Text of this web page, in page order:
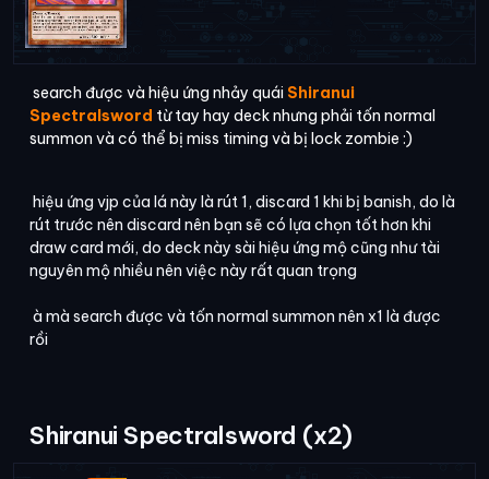
search được và hiệu ứng nhảy quái Shiranui
Spectralsword từ tay hay deck nhưng phải tốn normal
summon và có thể bị miss timing và bị lock zombie :)
hiệu ứng vjp của lá này là rút 1, discard 1 khi bị banish, do là
rút trước nên discard nên bạn sẽ có lựa chọn tốt hơn khi
draw card mới, do deck này sài hiệu ứng mộ cũng như tài
nguyên mộ nhiều nên việc này rất quan trọng
à mà search được và tốn normal summon nên x1 là được
rồi
Shiranui Spectralsword (x2)